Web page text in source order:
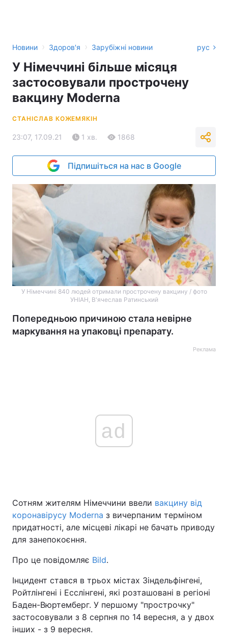
Новини › Здоров'я › Зарубіжні новини рус
У Німеччині більше місяця
застосовували прострочену
вакцину Moderna
СТАНІСЛАВ КОЖЕМЯКІН
23:07, 17.09.21 1 хв. 1868
Підпишіться на нас в Google
У Німеччині 840 людей отримали прострочену вакцину / фото
УНІАН, В'ячеслав Ратинський
Попередньою причиною стала невірне
маркування на упаковці препарату.
Реклама
ad
Сотням жителям Німеччини ввели вакцину від
коронавірусу Moderna з вичерпаним терміном
придатності, але місцеві лікарі не бачать приводу
для занепокоєння.
Про це повідомляє Bild.
Інцидент стався в трьох містах Зіндельфінгені,
Ройтлінгені і Есслінгені, які розташовані в регіоні
Баден-Вюртемберг. У першому "прострочку"
застосовували з 8 серпня по 14 вересня, а у двох
інших - з 9 вересня.